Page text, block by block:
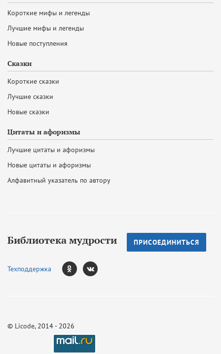
Короткие мифы и легенды
Лучшие мифы и легенды
Новые поступления
Сказки
Короткие сказки
Лучшие сказки
Новые сказки
Цитаты и афоризмы
Лучшие цитаты и афоризмы
Новые цитаты и афоризмы
Алфавитный указатель по автору
Библиотека мудрости ПРИСОЕДИНИТЬСЯ
Техподдержка
© Licode, 2014 - 2026